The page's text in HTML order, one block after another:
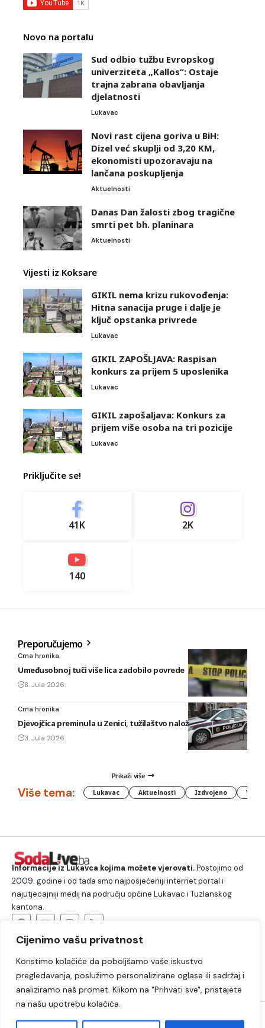
Cijenimo vašu privatnost
Koristimo kolačiće da poboljšamo vaše iskustvo
pregledavanja, poslužimo personalizirane oglase ili sadržaj i
analiziramo naš promet. Klikom na "Prihvati sve", pristajete
na našu upotrebu kolačića.
Novo na portalu
Sud odbio tužbu Evropskog
univerziteta „Kallos“: Ostaje
trajna zabrana obavljanja
djelatnosti
Lukavac
Novi rast cijena goriva u BiH:
Dizel već skuplji od 3,20 KM,
ekonomisti upozoravaju na
lančana poskupljenja
Aktuelnosti
Danas Dan žalosti zbog tragične
smrti pet bh. planinara
Aktuelnosti
Vijesti iz Koksare
GIKIL nema krizu rukovođenja:
Hitna sanacija pruge i dalje je
ključ opstanka privrede
Lukavac
GIKIL ZAPOŠLJAVA: Raspisan
konkurs za prijem 5 uposlenika
Lukavac
GIKIL zapošaljava: Konkurs za
prijem više osoba na tri pozicije
Lukavac
Priključite se!
41K 2K
140
Preporučujemo
Crna hronika
Umeđusobnoj tuči više lica zadobilo povrede
8. Jula 2026.
Crna hronika
Djevojčica preminula u Zenici, tužilaštvo naložilo obdukciju
3. Jula 2026.
Prikaži više
Više tema: Lukavac Aktuelnosti Izdvojeno
Informacije iz Lukavca kojima možete vjerovati.Postojimo od
2009. godine i od tada smo najposjećeniji internet portal i
najutjecajniji medij na području općine Lukavac i Tuzlanskog
kantona.
Lukavac Društvo Crna hronika
Sport
Kultura
Kolumne Slobodno vrijeme